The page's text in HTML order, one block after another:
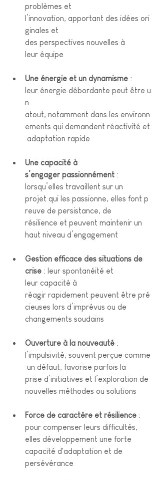
problèmes et
l’innovation, apportant des idées ori
ginales et
des perspectives nouvelles à
leur équipe
Une énergie et un dynamisme :
leur énergie débordante peut être u
n
atout, notamment dans les environn
ements qui demandent réactivité et
adaptation rapide
Une capacité à
s’engager passionnément :
lorsqu’elles travaillent sur un
projet qui les passionne, elles font p
reuve de persistance, de
résilience et peuvent maintenir un
haut niveau d’engagement
Gestion efficace des situations de
crise : leur spontanéité et
leur capacité à
réagir rapidement peuvent être pré
cieuses lors d’imprévus ou de
changements soudains
Ouverture à la nouveauté :
l’impulsivité, souvent perçue comme
un défaut, favorise parfois la
prise d’initiatives et l’exploration de
nouvelles méthodes ou solutions
Force de caractère et résilience :
pour compenser leurs difficultés,
elles développement une forte
capacité d'adaptation et de
persévérance